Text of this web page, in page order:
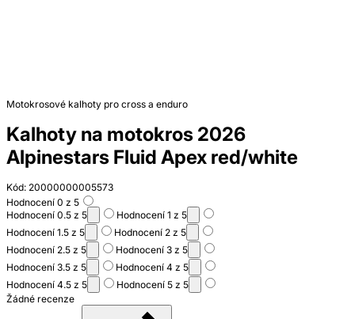
Motokrosové kalhoty pro cross a enduro
Kalhoty na motokros 2026
Alpinestars Fluid Apex red/white
Kód: 20000000005573
Hodnocení 0 z 5
Hodnocení 0.5 z 5
Hodnocení 1 z 5
Hodnocení 1.5 z 5
Hodnocení 2 z 5
Hodnocení 2.5 z 5
Hodnocení 3 z 5
Hodnocení 3.5 z 5
Hodnocení 4 z 5
Hodnocení 4.5 z 5
Hodnocení 5 z 5
Žádné recenze